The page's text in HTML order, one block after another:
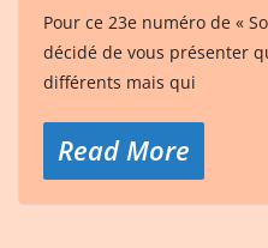
Pour ce 23e numéro de «
décidé de vous présenter
différents mais qui
Read More